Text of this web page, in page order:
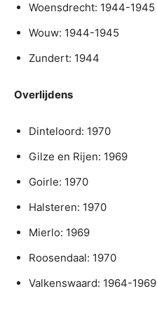
Woensdrecht: 1944-1945
Wouw: 1944-1945
Zundert: 1944
Overlijdens
Dinteloord: 1970
Gilze en Rijen: 1969
Goirle: 1970
Halsteren: 1970
Mierlo: 1969
Roosendaal: 1970
Valkenswaard: 1964-1969